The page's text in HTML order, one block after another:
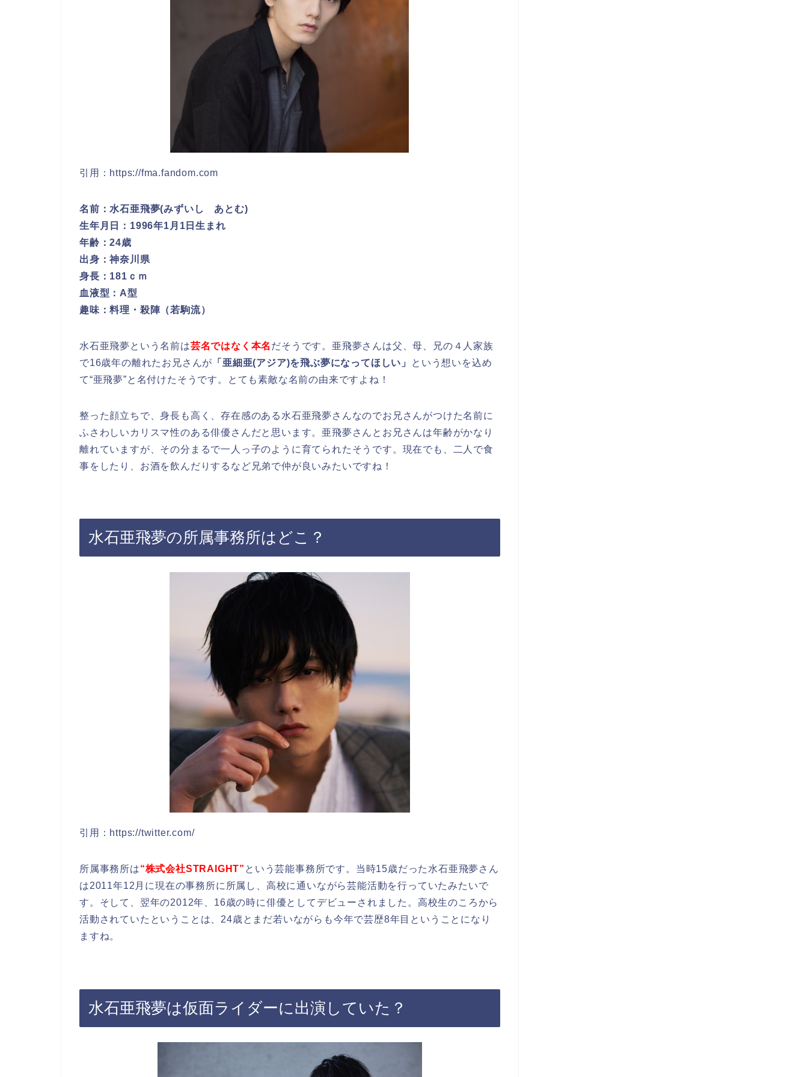
引用：https://fma.fandom.com
名前：水石亜飛夢(みずいし あとむ)
生年月日：1996年1月1日生まれ
年齢：24歳
出身：神奈川県
身長：181ｃｍ
血液型：A型
趣味：料理・殺陣（若駒流）
水石亜飛夢という名前は芸名ではなく本名 だそうです。亜飛夢さんは父、母、兄の４人家族
で16歳年の離れたお兄さんが 「亜細亜(アジア)を飛ぶ夢になってほしい」
という想いを込め
て“亜飛夢”と名付けたそうです。とても素敵な名前の由来ですよね！
整った顔立ちで、身長も高く、存在感のある水石亜飛夢さんなのでお兄さんがつけた名前に
ふさわしいカリスマ性のある俳優さんだと思います。亜飛夢さんとお兄さんは年齢がかなり
離れていますが、その分まるで一人っ子のように育てられたそうです。現在でも、二人で食
事をしたり、お酒を飲んだりするなど兄弟で仲が良いみたいですね！
水石亜飛夢の所属事務所はどこ？
引用：https://twitter.com/
所属事務所は“株式会社STRAIGHT” という芸能事務所です。当時15歳だった水石亜飛夢さん
は2011年12月に現在の事務所に所属し、高校に通いながら芸能活動を行っていたみたいで
す。そして、翌年の2012年、16歳の時に俳優としてデビューされました。高校生のころから
活動されていたということは、24歳とまだ若いながらも今年で芸歴8年目ということになり
ますね。
水石亜飛夢は仮面ライダーに出演していた？